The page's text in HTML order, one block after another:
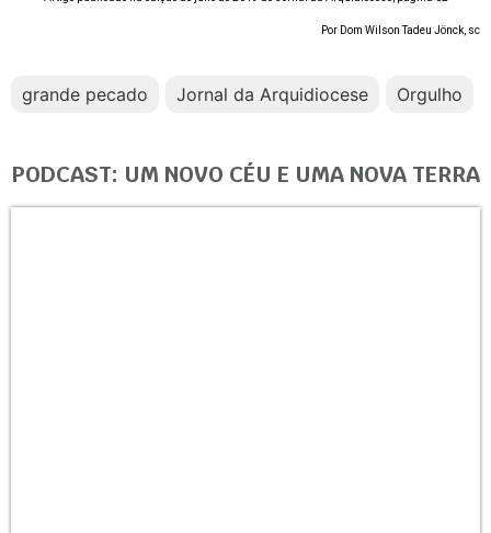
Por Dom Wilson Tadeu Jönck, sc
grande pecado Jornal da Arquidiocese Orgulho
PODCAST: UM NOVO CÉU E UMA NOVA TERRA